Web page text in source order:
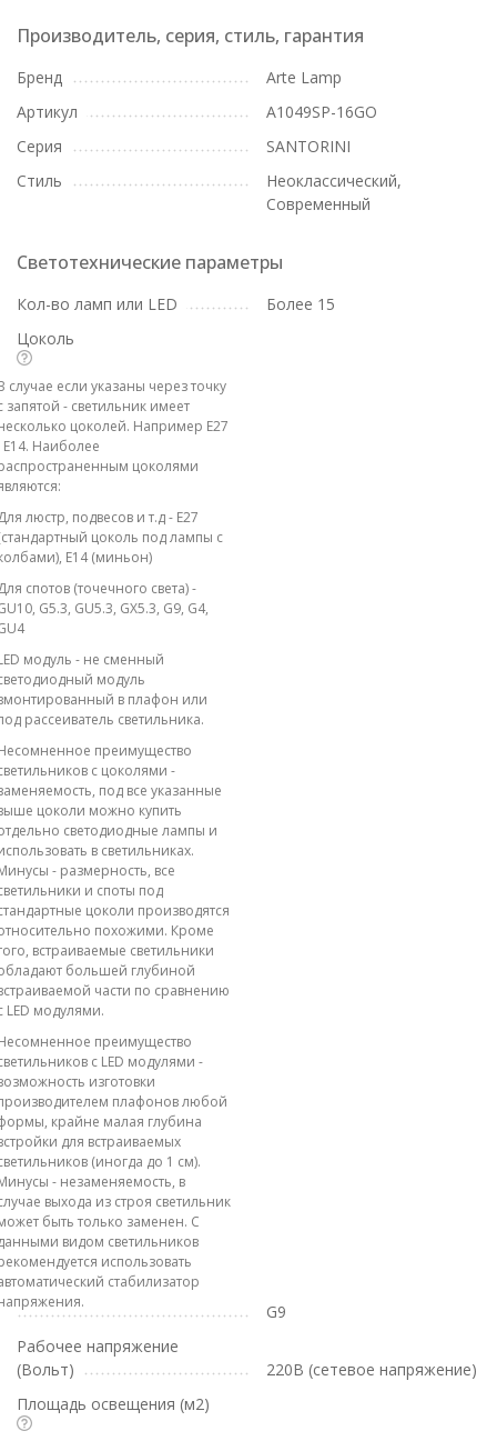
Производитель, серия, стиль, гарантия
Бренд
Arte Lamp
Артикул
A1049SP-16GO
Серия
SANTORINI
Стиль
Неоклассический,
Современный
Светотехнические параметры
Кол-во ламп или LED
Более 15
Цоколь
случае если указаны через точку
запятой - светильник имеет
цоколей. Например E27
E14. Наиболее
цоколями
люстр, подвесов и т.д - E27
цоколь под лампы с
E14 (миньон)
спотов (точечного света) -
G5.3, GU5.3, GX5.3, G9, G4,
модуль - не сменный
модуль
в плафон или
рассеиватель светильника.
преимущество
с цоколями -
под все указанные
цоколи можно купить
светодиодные лампы и
в светильниках.
- размерность, все
и споты под
цоколи производятся
похожими. Кроме
встраиваемые светильники
большей глубиной
части по сравнению
LED модулями.
преимущество
с LED модулями -
изготовки
плафонов любой
крайне малая глубина
для встраиваемых
(иногда до 1 см).
- незаменяемость, в
выхода из строя светильник
быть только заменен. С
видом светильников
использовать
стабилизатор
G9
Рабочее напряжение
(Вольт)
220В (сетевое напряжение)
Площадь освещения (м2)